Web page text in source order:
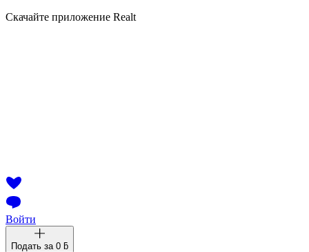
Скачайте приложение Realt
Войти
Подать за 0 ƃ